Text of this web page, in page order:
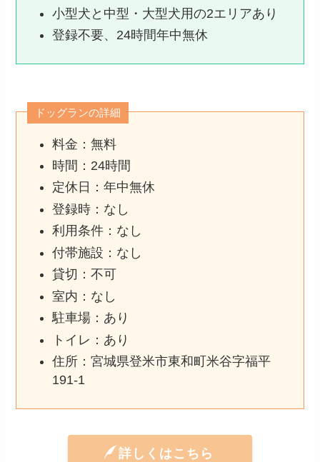
小型犬と中型・大型犬用の2エリアあり
登録不要、24時間年中無休
ドッグランの詳細
料金：無料
時間：24時間
定休日：年中無休
登録時：なし
利用条件：なし
付帯施設：なし
貸切：不可
室内：なし
駐車場：あり
トイレ：あり
住所：宮城県登米市東和町米谷字福平
191-1
詳しくはこちら